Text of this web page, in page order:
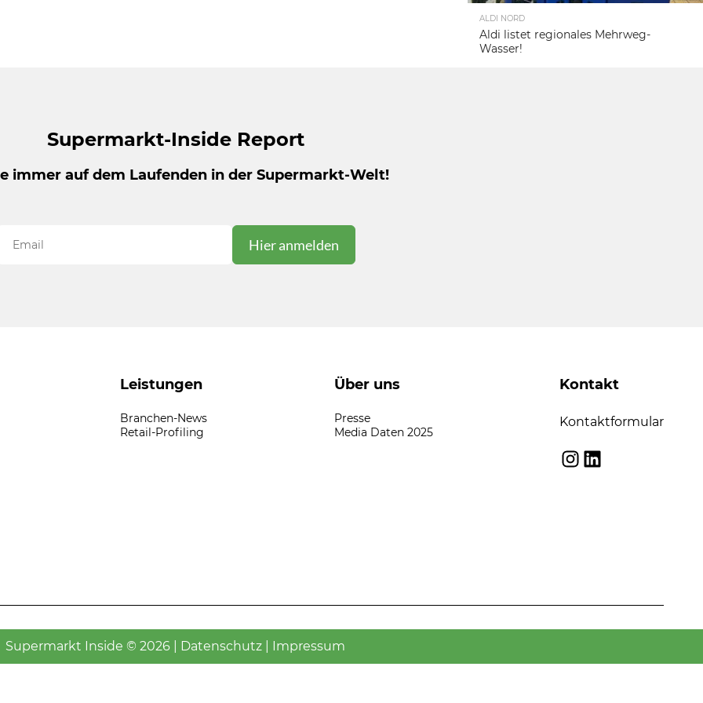
ALDI NORD
Aldi listet regionales Mehrweg-
Wasser!
Supermarkt-Inside Report
immer auf dem Laufenden in der Supermarkt-Welt!
Leistungen
Branchen-News
Retail-Profiling
Über uns
Presse
Media Daten 2025
Kontakt
Kontaktformular
Instagram
LinkedIn
Supermarkt Inside © 2026 | Datenschutz Impressum